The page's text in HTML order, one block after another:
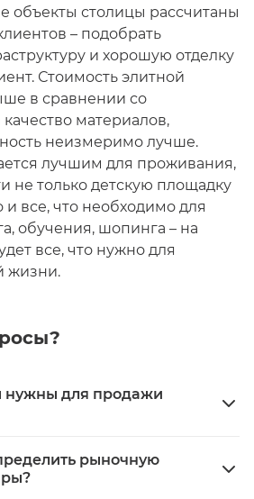
объекты столицы рассчитаны
– подобрать
и хорошую отделку
Стоимость элитной
в сравнении со
материалов,
неизмеримо лучше.
лучшим для проживания,
не только детскую площадку
и все, что необходимо для
обучения, шопинга – на
все, что нужно для
жизни.
нужны для продажи
справка о
согласие супруга или
рыночную